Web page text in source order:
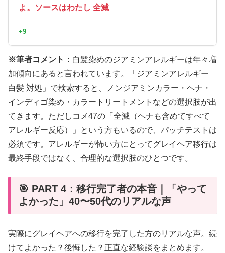
よ。ソースはわたし 全滅
+9
※筆者コメント： 白髪染めのジアミンアレルギーは年々増
加傾向にあると言われています。「ジアミンアレルギー
白髪 対処」で検索すると、ノンジアミンカラー・ヘナ・
インディゴ染め・カラートリートメントなどの選択肢が出
てきます。ただしコメ47の「全滅（ヘナも含めてすべて
アレルギー反応）」という方もいるので、パッチテストは
必須です。アレルギーが怖い方にとってグレイヘア移行は
最終手段ではなく、合理的な選択肢のひとつです。
🎯 PART 4：移行完了者の本音｜「やって
よかった」40〜50代のリアルな声
実際にグレイヘアへの移行を完了した方のリアルな声。続
けてよかった？後悔した？正直な経験談をまとめます。